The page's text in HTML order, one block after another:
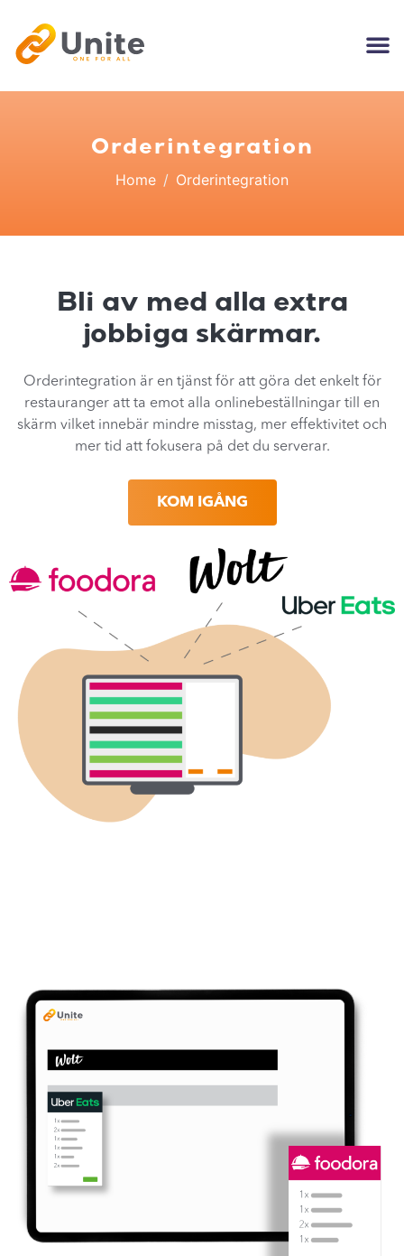
Orderintegration
Home Orderintegration
Bli av med alla extra
jobbiga skärmar.
Orderintegration är en tjänst för att göra det enkelt för
restauranger att ta emot alla onlinebeställningar till en
skärm vilket innebär mindre misstag, mer effektivitet och
mer tid att fokusera på det du serverar.
KOM IGÅNG